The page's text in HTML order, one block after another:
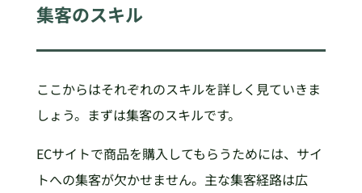
集客のスキル
ここからはそれぞれのスキルを詳しく見ていきま
しょう。まずは集客のスキルです。
ECサイトで商品を購入してもらうためには、サイ
トへの集客が欠かせません。主な集客経路は広